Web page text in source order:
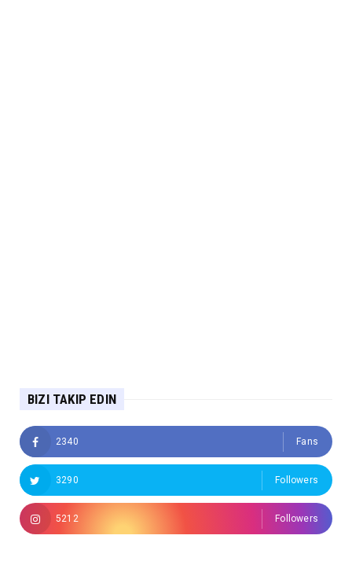
BIZI TAKIP EDIN
2340 Fans
3290 Followers
5212 Followers